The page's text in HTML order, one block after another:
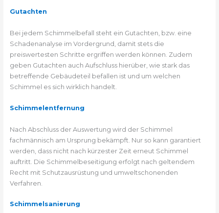
Gutachten
Bei jedem Schimmelbefall steht ein Gutachten, bzw. eine
Schadenanalyse im Vordergrund, damit stets die
preiswertesten Schritte ergriffen werden können. Zudem
geben Gutachten auch Aufschluss hierüber, wie stark das
betreffende Gebäudeteil befallen ist und um welchen
Schimmel es sich wirklich handelt.
Schimmelentfernung
Nach Abschluss der Auswertung wird der Schimmel
fachmännisch am Ursprung bekämpft. Nur so kann garantiert
werden, dass nicht nach kürzester Zeit erneut Schimmel
auftritt. Die Schimmelbeseitigung erfolgt nach geltendem
Recht mit Schutzausrüstung und umweltschonenden
Verfahren.
Schimmelsanierung